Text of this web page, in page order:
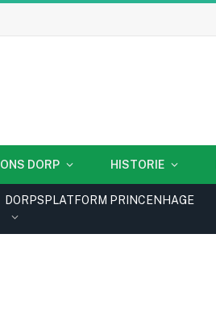
ONS DORP HISTORIE
DORPSPLATFORM PRINCENHAGE